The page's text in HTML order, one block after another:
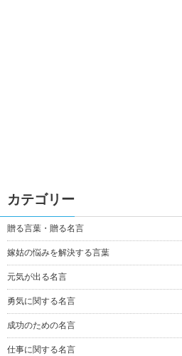
カテゴリー
贈る言葉・贈る名言
嫁姑の悩みを解決する言葉
元気が出る名言
勇気に関する名言
成功のための名言
仕事に関する名言